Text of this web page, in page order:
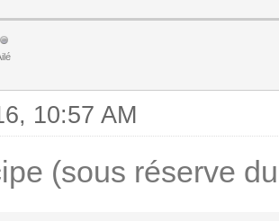
10:57 AM
(sous réserve